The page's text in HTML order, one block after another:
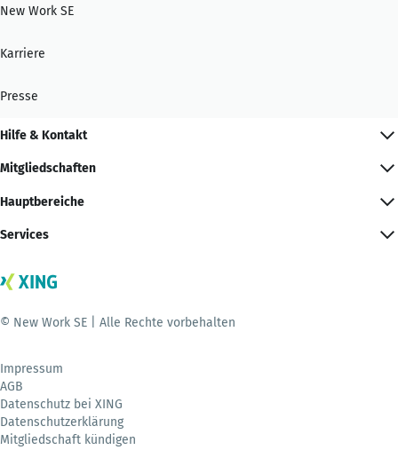
New Work SE
Karriere
Presse
Hilfe & Kontakt
Mitgliedschaften
Hauptbereiche
Services
© New Work SE | Alle Rechte vorbehalten
Impressum
AGB
Datenschutz bei XING
Datenschutzerklärung
Mitgliedschaft kündigen